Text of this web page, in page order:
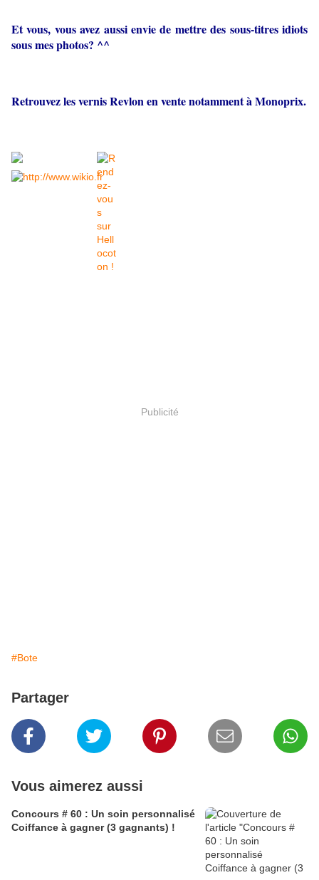
Et vous, vous avez aussi envie de mettre des sous-titres idiots
sous mes photos? ^^
Retrouvez les vernis Revlon en vente notamment à Monoprix.
Publicité
#Bote
Partager
Vous aimerez aussi
Concours # 60 : Un soin personnalisé
Coiffance à gagner (3 gagnants) !